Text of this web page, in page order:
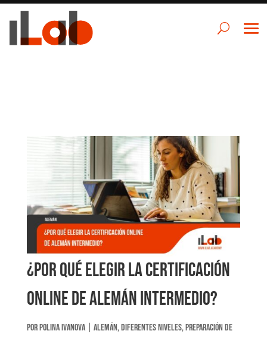
¿Por qué elegir la Certificación
Online de Alemán Intermedio?
porPolina Ivanova| Alemán,Diferentes niveles,Preparación de